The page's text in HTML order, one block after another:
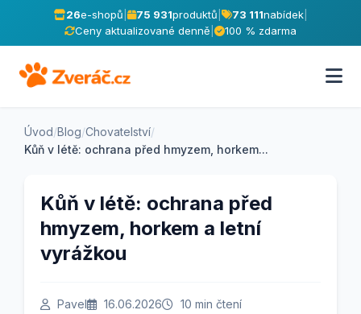
26e-shopů 75 931produktů 73 111nabídek|
Ceny aktualizované denně
100 % zdarma
Úvod/Blog/Chovatelství/
Kůň v létě: ochrana před hmyzem, horkem...
Kůň v létě: ochrana před
hmyzem, horkem a letní
vyrážkou
Pavel 16.06.2026 10 min čtení